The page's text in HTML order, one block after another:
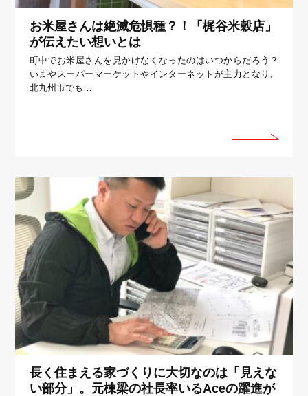
お米屋さんは絶滅危惧種？！「梶谷米穀店」
が伝えたい想いとは
町中でお米屋さんを見かけなくなったのはいつからだろう？
いまやスーパーマーケットやインターネットが主力となり、
北九州市でも…
長く住まえる家づくりに大切なのは「見えな
い部分」。元棟梁の社長率いるAceの躍進が